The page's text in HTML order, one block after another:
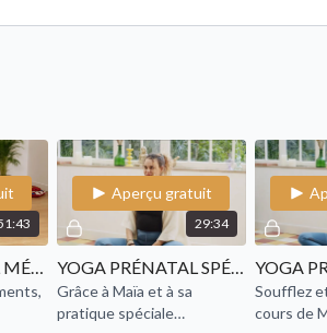
YOGA PRÉNATAL MÉTHODE DE GASQUET
29:34
Aperçu gratuit
YOGA PRÉNATAL SPÉCIAL BAS DU DOS ET SCIATIQUE
Grâce à Maïa et à sa
pratique spéciale
Soufflez
cours de